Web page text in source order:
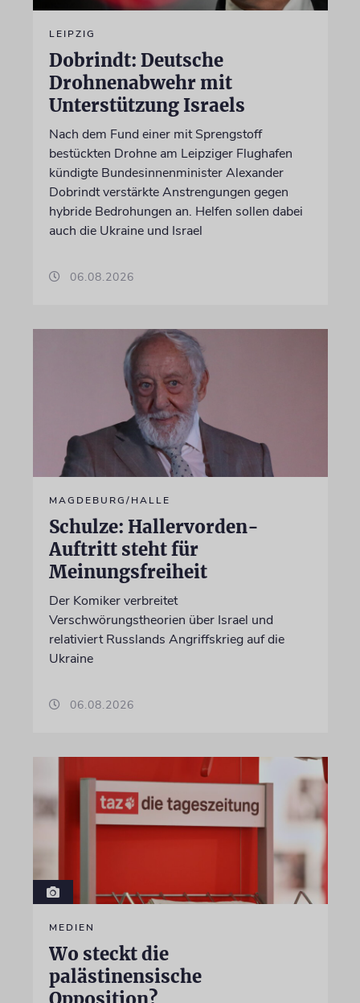
LEIPZIG
Dobrindt: Deutsche
Drohnenabwehr mit
Unterstützung Israels
Nach dem Fund einer mit Sprengstoff
bestückten Drohne am Leipziger Flughafen
kündigte Bundesinnenminister Alexander
Dobrindt verstärkte Anstrengungen gegen
hybride Bedrohungen an. Helfen sollen dabei
auch die Ukraine und Israel
06.08.2026
MAGDEBURG/HALLE
Schulze: Hallervorden-
Auftritt steht für
Meinungsfreiheit
Der Komiker verbreitet
Verschwörungstheorien über Israel und
relativiert Russlands Angriffskrieg auf die
Ukraine
06.08.2026
MEDIEN
Wo steckt die
palästinensische